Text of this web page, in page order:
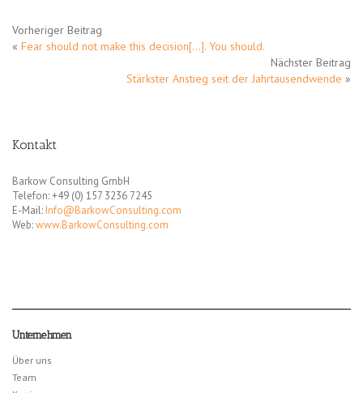
Vorheriger Beitrag
« Fear should not make this decision[…]. You should.
Nächster Beitrag
Stärkster Anstieg seit der Jahrtausendwende »
Kontakt
Barkow Consulting GmbH
Telefon: +49 (0) 157 3236 7245
E-Mail: Info@BarkowConsulting.com
Web:www.BarkowConsulting.com
Unternehmen
Über uns
Team